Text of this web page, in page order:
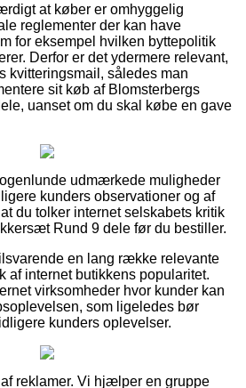
at køber er omhyggelig
reglementer der kan have
for eksempel hvilken byttepolitik
Derfor er det ydermere relevant,
kvitteringsmail, således man
sit køb af Blomsterbergs
uanset om du skal købe en gave
udmærkede muligheder
kunders observationer og af
du tolker internet selskabets kritik
Rund 9 dele før du bestiller.
en lang række relevante
af internet butikkens popularitet.
virksomheder hvor kunder kan
som ligeledes bør
kunders oplevelser.
reklamer. Vi hjælper en gruppe